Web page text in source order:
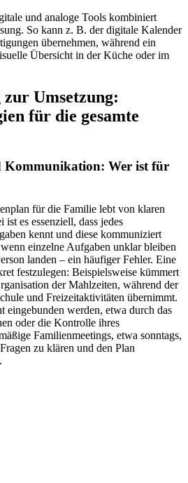
und analoge Tools kombiniert
So kann z. B. der digitale Kalender
übernehmen, während ein
Übersicht in der Küche oder im
Umsetzung:
für die gesamte
Kommunikation: Wer ist für
für die Familie lebt von klaren
es essenziell, dass jedes
kennt und diese kommuniziert
einzelne Aufgaben unklar bleiben
landen – ein häufiger Fehler. Eine
festzulegen: Beispielsweise kümmert
der Mahlzeiten, während der
und Freizeitaktivitäten übernimmt.
eingebunden werden, etwa durch das
oder die Kontrolle ihres
Familienmeetings, etwa sonntags,
zu klären und den Plan